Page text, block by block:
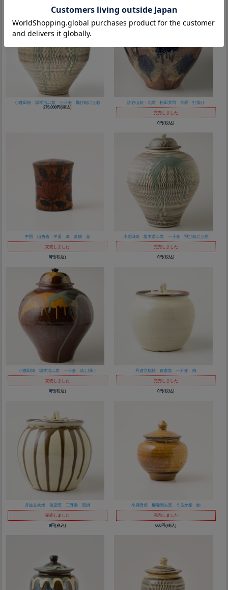
小鹿田焼 坂本浩二窯 三斗壷 飛び鉋に三彩
275,000円(税込)
読谷山焼・北窯 松田共司 半胴 打掛け
完売しました
0円(税込)
中国 山西省 平遥 漆 蓋物 花
完売しました
0円(税込)
小鹿田焼 坂本浩二窯 一斗壷 飛び鉋に三彩
完売しました
0円(税込)
小鹿田焼 坂本浩二窯 一斗壷 流し掛け
完売しました
0円(税込)
丹波立杭焼 俊彦窯 一升壷 白
完売しました
0円(税込)
丹波立杭焼 俊彦窯 二升壷 流掛
完売しました
0円(税込)
小鹿田焼 柳瀬朝夫窯 うるか壷 飴
完売しました
660円(税込)